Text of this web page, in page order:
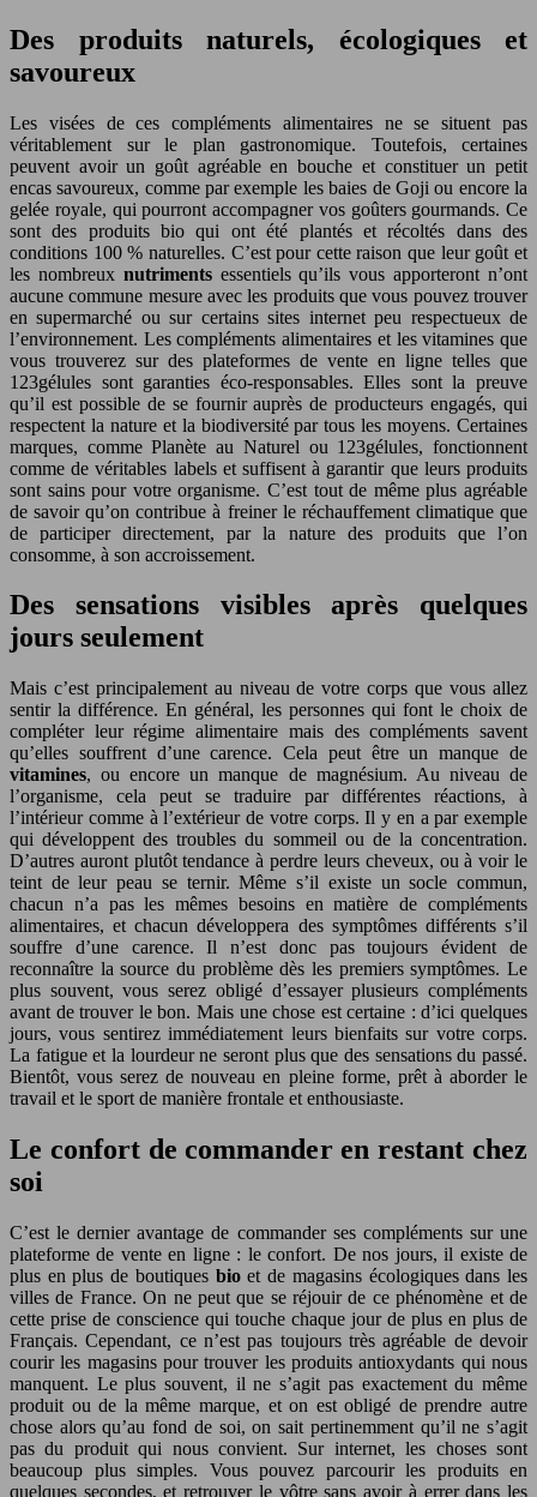
Des produits naturels, écologiques et
savoureux
Les visées de ces compléments alimentaires ne se situent pas
véritablement sur le plan gastronomique. Toutefois, certaines
peuvent avoir un goût agréable en bouche et constituer un petit
encas savoureux, comme par exemple les baies de Goji ou encore la
gelée royale, qui pourront accompagner vos goûters gourmands. Ce
sont des produits bio qui ont été plantés et récoltés dans des
conditions 100 % naturelles. C’est pour cette raison que leur goût et
les nombreux nutrimentsessentiels qu’ils vous apporteront n’ont
aucune commune mesure avec les produits que vous pouvez trouver
en supermarché ou sur certains sites internet peu respectueux de
l’environnement. Les compléments alimentaires et les vitamines que
vous trouverez sur des plateformes de vente en ligne telles que
123gélules sont garanties éco-responsables. Elles sont la preuve
qu’il est possible de se fournir auprès de producteurs engagés, qui
respectent la nature et la biodiversité par tous les moyens. Certaines
marques, comme Planète au Naturel ou 123gélules, fonctionnent
comme de véritables labels et suffisent à garantir que leurs produits
sont sains pour votre organisme. C’est tout de même plus agréable
de savoir qu’on contribue à freiner le réchauffement climatique que
de participer directement, par la nature des produits que l’on
consomme, à son accroissement.
Des sensations visibles après quelques
jours seulement
Mais c’est principalement au niveau de votre corps que vous allez
sentir la différence. En général, les personnes qui font le choix de
compléter leur régime alimentaire mais des compléments savent
qu’elles souffrent d’une carence. Cela peut être un manque de
vitamines, ou encore un manque de magnésium. Au niveau de
l’organisme, cela peut se traduire par différentes réactions, à
l’intérieur comme à l’extérieur de votre corps. Il y en a par exemple
qui développent des troubles du sommeil ou de la concentration.
D’autres auront plutôt tendance à perdre leurs cheveux, ou à voir le
teint de leur peau se ternir. Même s’il existe un socle commun,
chacun n’a pas les mêmes besoins en matière de compléments
alimentaires, et chacun développera des symptômes différents s’il
souffre d’une carence. Il n’est donc pas toujours évident de
reconnaître la source du problème dès les premiers symptômes. Le
plus souvent, vous serez obligé d’essayer plusieurs compléments
avant de trouver le bon. Mais une chose est certaine : d’ici quelques
jours, vous sentirez immédiatement leurs bienfaits sur votre corps.
La fatigue et la lourdeur ne seront plus que des sensations du passé.
Bientôt, vous serez de nouveau en pleine forme, prêt à aborder le
travail et le sport de manière frontale et enthousiaste.
Le confort de commander en restant chez
soi
C’est le dernier avantage de commander ses compléments sur une
plateforme de vente en ligne : le confort. De nos jours, il existe de
plus en plus de boutiques bioet de magasins écologiques dans les
villes de France. On ne peut que se réjouir de ce phénomène et de
cette prise de conscience qui touche chaque jour de plus en plus de
Français. Cependant, ce n’est pas toujours très agréable de devoir
courir les magasins pour trouver les produits antioxydants qui nous
manquent. Le plus souvent, il ne s’agit pas exactement du même
produit ou de la même marque, et on est obligé de prendre autre
chose alors qu’au fond de soi, on sait pertinemment qu’il ne s’agit
pas du produit qui nous convient. Sur internet, les choses sont
beaucoup plus simples. Vous pouvez parcourir les produits en
quelques secondes, et retrouver le vôtre sans avoir à errer dans les